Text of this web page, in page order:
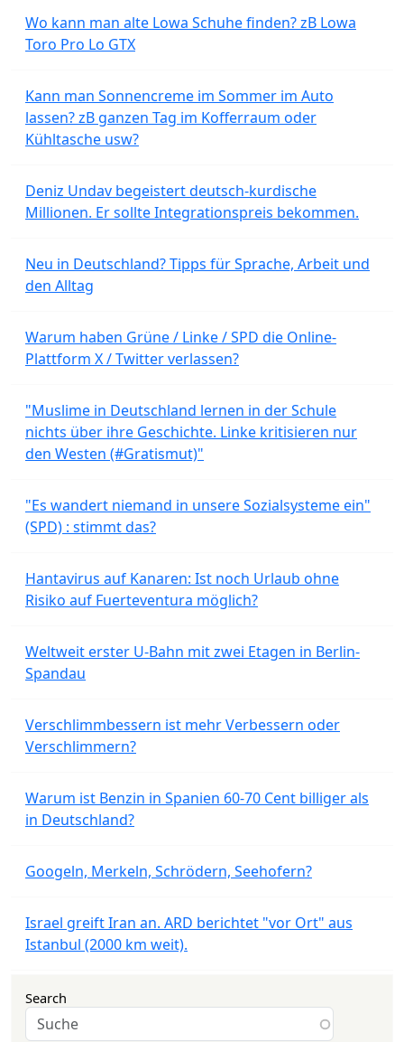
Wo kann man alte Lowa Schuhe finden? zB Lowa
Toro Pro Lo GTX
Kann man Sonnencreme im Sommer im Auto
lassen? zB ganzen Tag im Kofferraum oder
Kühltasche usw?
Deniz Undav begeistert deutsch-kurdische
Millionen. Er sollte Integrationspreis bekommen.
Neu in Deutschland? Tipps für Sprache, Arbeit und
den Alltag
Warum haben Grüne / Linke / SPD die Online-
Plattform X / Twitter verlassen?
"Muslime in Deutschland lernen in der Schule
nichts über ihre Geschichte. Linke kritisieren nur
den Westen (#Gratismut)"
"Es wandert niemand in unsere Sozialsysteme ein"
(SPD) : stimmt das?
Hantavirus auf Kanaren: Ist noch Urlaub ohne
Risiko auf Fuerteventura möglich?
Weltweit erster U-Bahn mit zwei Etagen in Berlin-
Spandau
Verschlimmbessern ist mehr Verbessern oder
Verschlimmern?
Warum ist Benzin in Spanien 60-70 Cent billiger als
in Deutschland?
Googeln, Merkeln, Schrödern, Seehofern?
Israel greift Iran an. ARD berichtet "vor Ort" aus
Istanbul (2000 km weit).
Search